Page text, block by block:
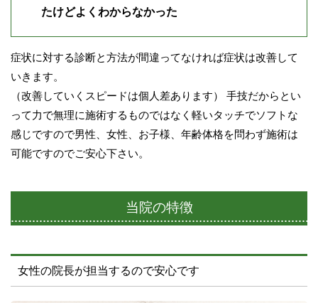
たけどよくわからなかった
症状に対する診断と方法が間違ってなければ症状は改善して
いきます。
（改善していくスピードは個人差あります） 手技だからとい
って力で無理に施術するものではなく軽いタッチでソフトな
感じですので男性、女性、お子様、年齢体格を問わず施術は
可能ですのでご安心下さい。
当院の特徴
女性の院長が担当するので安心です